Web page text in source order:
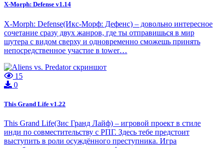
X-Morph: Defense v1.14
X-Morph: Defense(Икс-Морф: Дефенс) – довольно интересное
сочетание сразу двух жанров, где ты отправишься в мир
шутера с видом сверху и одновременно сможешь принять
непосредственное участие в tower…
15
0
This Grand Life v1.22
This Grand Life(Зис Гранд Лайф) – игровой проект в стиле
инди по совместительству с РПГ. Здесь тебе предстоит
выступить в роли осуждённого преступника. Игра